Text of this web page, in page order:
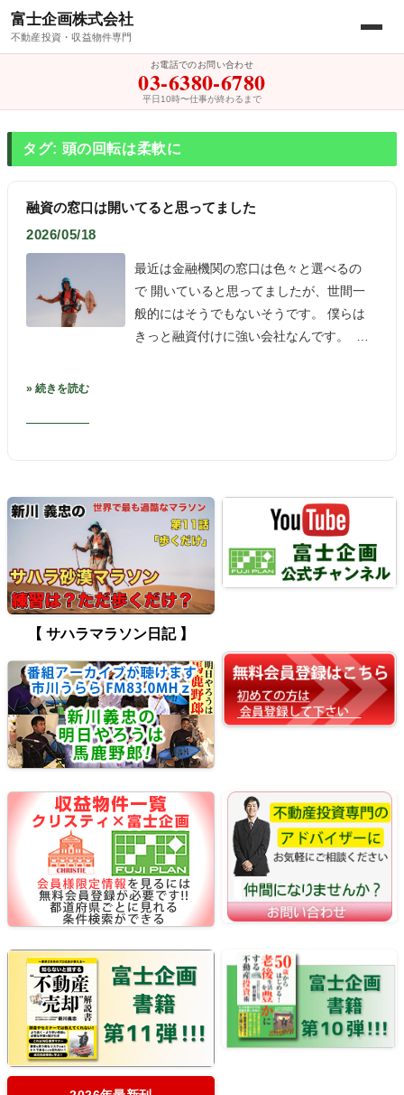
富士企画株式会社
不動産投資・収益物件専門
お電話でのお問い合わせ
03-6380-6780
平日10時〜仕事が終わるまで
タグ: 頭の回転は柔軟に
融資の窓口は開いてると思ってました
2026/05/18
最近は金融機関の窓口は色々と選べるの
で 開いていると思ってましたが、世間一
般的にはそうでもないそうです。 僕らは
きっと融資付けに強い会社なんです。 …
» 続きを読む
【 サハラマラソン日記 】